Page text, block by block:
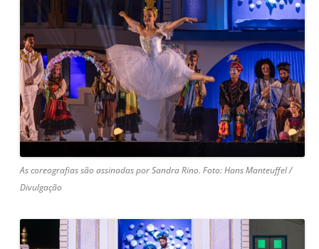
As coreografias são assinadas por Sandra Rino. Foto: Hans Manteuffel /
Divulgação